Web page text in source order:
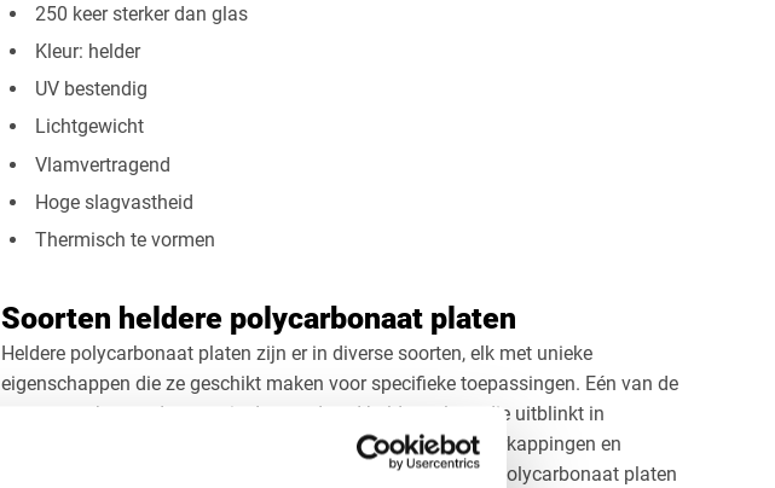
250 keer sterker dan glas
Kleur: helder
UV bestendig
Lichtgewicht
Vlamvertragend
Hoge slagvastheid
Thermisch te vormen
Soorten heldere polycarbonaat platen
Heldere polycarbonaat platen zijn er in diverse soorten, elk met unieke
eigenschappen die ze geschikt maken voor specifieke toepassingen. Eén van de
meest voorkomende types is de standaard heldere plaat, die uitblinkt in
lichtdoorlatendheid en vaak gebruikt wordt voor serres, overkappingen en
lichtkoepels. Daarnaast bestaan er ook UV-beschermende polycarbonaat platen